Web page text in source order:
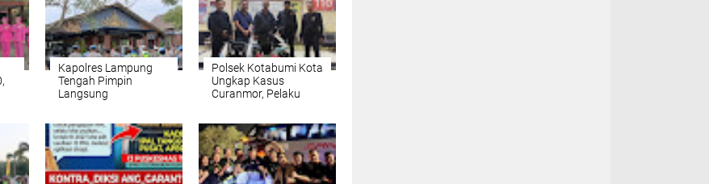
Kapolres Lampung
Tengah Pimpin
Langsung
Widodo di Rest Area
KM 116A
Polsek Kotabumi Kota
Ungkap Kasus
Curanmor, Pelaku
Bukti